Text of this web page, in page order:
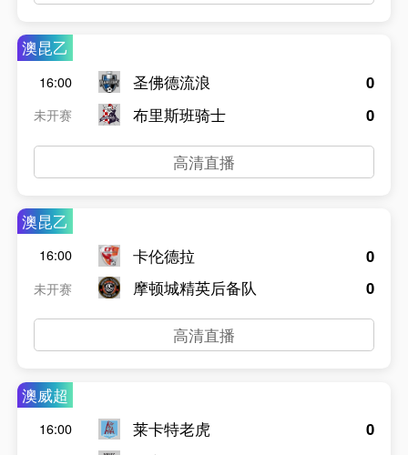
澳昆乙
16:00
未开赛
圣佛德流浪
布里斯班骑士
0
0
高清直播
澳昆乙
16:00
未开赛
卡伦德拉
摩顿城精英后备队
0
0
高清直播
澳威超
16:00
莱卡特老虎
0